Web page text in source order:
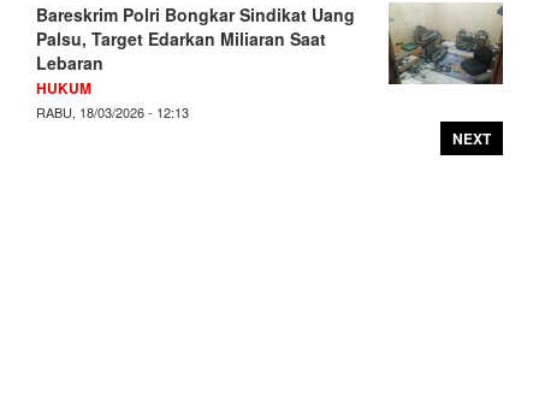
Bareskrim Polri Bongkar Sindikat Uang
Palsu, Target Edarkan Miliaran Saat
Lebaran
HUKUM
RABU, 18/03/2026 - 12:13
NEXT